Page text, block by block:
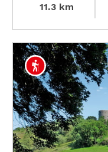
11.3 km